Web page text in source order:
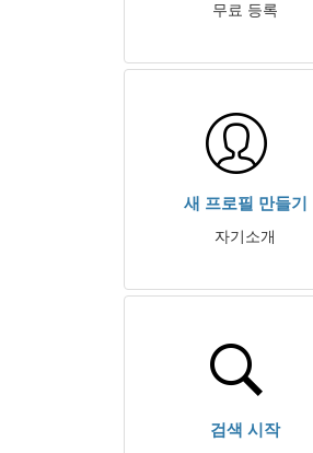
무료 등록
새 프로필 만들기
자기소개
검색 시작